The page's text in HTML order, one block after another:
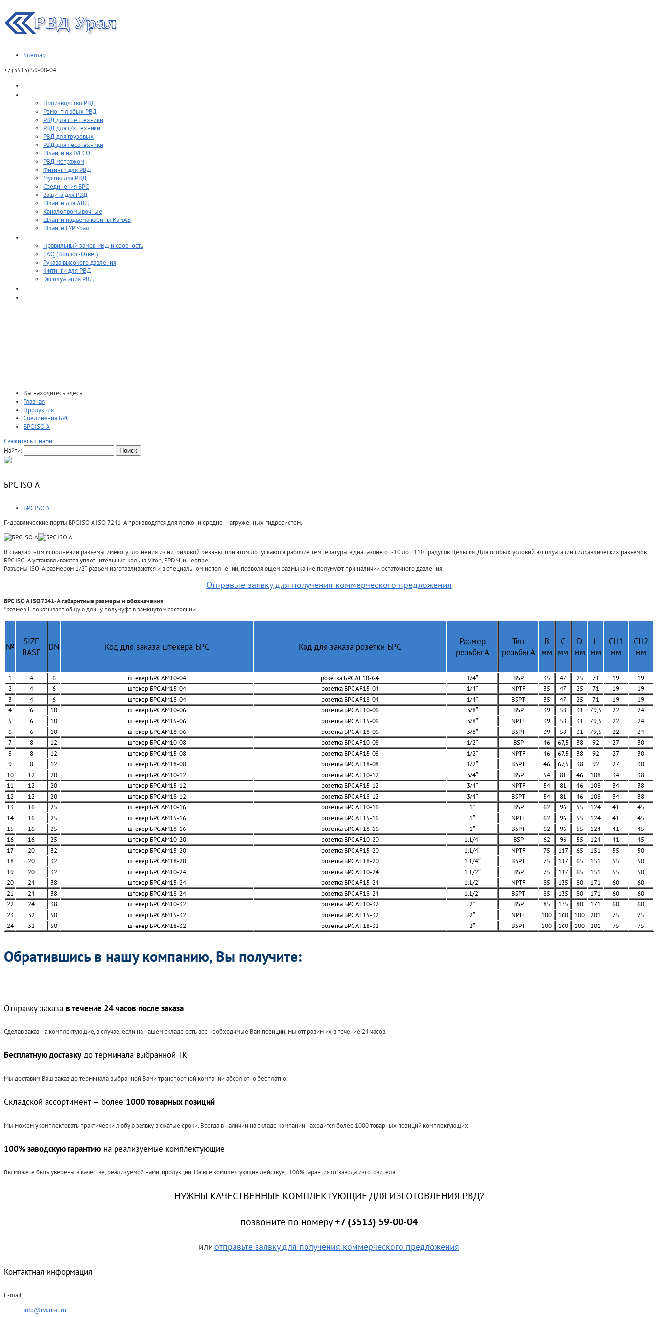
Sitemap
+7 (3513) 59-00-04
Производство РВД
Ремонт любых РВД
РВД для спецтехники
РВД для с/х техники
РВД для грузовых
РВД для лесотехники
Шланги на IVECO
РВД метражом
Фитинги для РВД
Муфты для РВД
Соединения БРС
Защита для РВД
Шланги для АВД
Каналопромывочные
Шланги подъёма кабины КамАЗ
Шланги ГУР Урал
Правильный замер РВД и соосность
FAQ (Вопрос-Ответ)
Рукава высокого давления
Фитинги для РВД
Эксплуатация РВД
Вы находитесь здесь:
Главная
Продукция
Соединения БРС
БРС ISO A
Свяжитесь с нами
Найти:
БРС ISO A
БРС ISO A
Гидравлические порты БРС ISO A ISO 7241-A производятся для легко- и средне- нагруженных гидросистем.
В стандартном исполнении разъемы имеют уплотнения из нитриловой резины, при этом допускаются рабочие температуры в диапазоне от -10 до +110 градусов Цельсия. Для особых условий эксплуатации гидравлических разъемов
БРС ISO-A устанавливаются уплотнительные кольца Viton, EPDM, и неопрен.
Разъемы ISO-A размером 1/2″ разъем изготавливаются и в специальном исполнении, позволяющем размыкание полумуфт при наличии остаточного давления.
Отправьте заявку для получения коммерческого предложения
БРС ISO A ISO7241-A габаритные размеры и обозначения
*размер L показывает общую длину полумуфт в замкнутом состоянии
№
SIZE
BASE
DN Код для заказа штекера БРС Код для заказа розетки БРС
Размер
резьбы А
Тип
резьбы А
B
мм
C
мм
D
мм
L
мм
CH1
мм
CH2
мм
1 4 6 штекер БРС AM10-04 розетка БРС AF10-G4 1/4″ BSP 35 47 25 71 19
19
2
4 6 штекер БРС AM15-04 розетка БРС AF15-04 1/4″ NPTF 35 47 25 71 19
19
3
4 6 штекер БРС AM18-04 розетка БРС AF18-04 1/4″ BSPT 35 47 25 71 19
19
4
6 10 штекер БРС AM10-06 розетка БРС AF10-06 3/8″ BSP 39 58 31 79,5 22
24
5
6 10 штекер БРС AM15-06 розетка БРС AF15-06 3/8″ NPTF 39 58 31 79,5 22
24
6
6 10 штекер БРС AM18-06 розетка БРС AF18-06 3/8″ BSPT 39 58 31 79,5 22
24
7
8 12 штекер БРС AM10-08 розетка БРС AF10-08 1/2″ BSP 46 67,5 38 92 27
30
8
8 12 штекер БРС AM15-08 розетка БРС AF15-08 1/2″ NPTF 46 67,5 38 92 27
30
9
8 12 штекер БРС AM18-08 розетка БРС AF18-08 1/2″ BSPT 46 67,5 38 92 27
30
10
12 20 штекер БРС AM10-12 розетка БРС AF10-12 3/4″ BSP 54 81 46 108 34
38
11
12 20 штекер БРС AM15-12 розетка БРС AF15-12 3/4″ NPTF 54 81 46 108 34
38
12
12 20 штекер БРС AM18-12 розетка БРС AF18-12 3/4″ BSPT 54 81 46 108 34
38
13
16 25 штекер БРС AM10-16 розетка БРС AF10-16 1″ BSP 62 96 55 124 41
45
14
16 25 штекер БРС AM15-16 розетка БРС AF15-16 1″ NPTF 62 96 55 124 41
45
15
16 25 штекер БРС AM18-16 розетка БРС AF18-16 1″ BSPT 62 96 55 124 41
45
16
16 25 штекер БРС AM10-20 розетка БРС AF10-20 1.1/4″ BSP 62 96 55 124 41
45
17
20 32 штекер БРС AM15-20 розетка БРС AF15-20 1.1/4″ NPTF 75 117 65 151 55
50
18
20 32 штекер БРС AM18-20 розетка БРС AF18-20 1.1/4″ BSPT 75 117 65 151 55
50
19
20 32 штекер БРС AM10-24 розетка БРС AF10-24 1.1/2″ BSP 75 117 65 151 55
50
20
24 38 штекер БРС AM15-24 розетка БРС AF15-24 1.1/2″ NPTF 85 135 80 171 60
60
21
24 38 штекер БРС AM18-24 розетка БРС AF18-24 1.1/2″ BSPT 85 135 80 171 60
60
22
24 38 штекер БРС AM10-32 розетка БРС AF10-32 2″ BSP 85 135 80 171 60
60
23
32 50 штекер БРС AM15-32 розетка БРС AF15-32 2″ NPTF 100 160 100 201 75
75
24
32 50 штекер БРС AM18-32 розетка БРС AF18-32 2″ BSPT 100 160 100 201 75 75
Обратившись в нашу компанию, Вы получите:
Отправку заказа в течение 24 часов после заказа
Сделав заказ на комплектующие, в случае, если на нашем складе есть все необходимые Вам позиции, мы отправим их в течение 24 часов.
Бесплатную доставкудо терминала выбранной ТК
Мы доставим Ваш заказ до терминала выбранной Вами транспортной компании абсолютно бесплатно.
Складской ассортимент — более 1000 товарных позиций
Мы можем укомплектовать практически любую заявку в сжатые сроки. Всегда в наличии на складе компании находится более 1000 товарных позиций комплектующих.
100% заводскую гарантию на реализуемые комплектующие
Вы можете быть уверены в качестве, реализуемой нами, продукции. На все комплектующие действует 100% гарантия от завода изготовителя.
НУЖНЫ КАЧЕСТВЕННЫЕ КОМПЛЕКТУЮЩИЕ ДЛЯ ИЗГОТОВЛЕНИЯ РВД?
позвоните по номеру+7 (3513) 59-00-04
или отправьте заявку для получения коммерческого предложения
Контактная информация
E-mail:
info@rvdural.ru